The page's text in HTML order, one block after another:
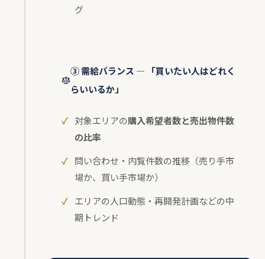
グ
③ 需給バランス — 「買いたい人はどれく
らいいるか」
対象エリアの購入希望者数と売出物件数
の比率
問い合わせ・内覧件数の推移（売り手市
場か、買い手市場か）
エリアの人口動態・再開発計画などの中
期トレンド